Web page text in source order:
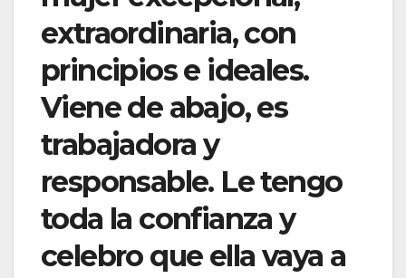
extraordinaria, con
principios e ideales.
Viene de abajo, es
trabajadora y
responsable. Le tengo
toda la confianza y
celebro que ella vaya a